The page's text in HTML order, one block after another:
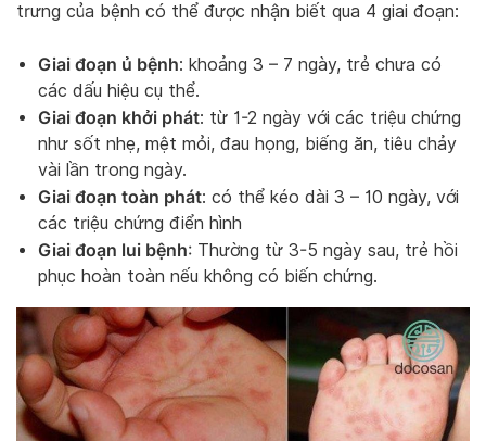
trưng của bệnh có thể được nhận biết qua 4 giai đoạn:
Giai đoạn ủ bệnh: khoảng 3 – 7 ngày, trẻ chưa có
các dấu hiệu cụ thể.
Giai đoạn khởi phát: từ 1-2 ngày với các triệu chứng
như sốt nhẹ, mệt mỏi, đau họng, biếng ăn, tiêu chảy
vài lần trong ngày.
Giai đoạn toàn phát: có thể kéo dài 3 – 10 ngày, với
các triệu chứng điển hình
Giai đoạn lui bệnh: Thường từ 3-5 ngày sau, trẻ hồi
phục hoàn toàn nếu không có biến chứng.